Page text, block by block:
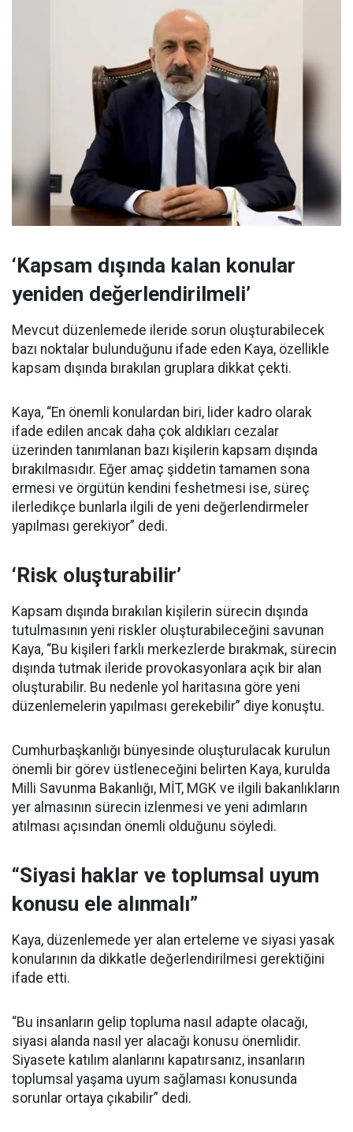
‘Kapsam dışında kalan konular
yeniden değerlendirilmeli’
Mevcut düzenlemede ileride sorun oluşturabilecek
bazı noktalar bulunduğunu ifade eden Kaya, özellikle
kapsam dışında bırakılan gruplara dikkat çekti.
Kaya, “En önemli konulardan biri, lider kadro olarak
ifade edilen ancak daha çok aldıkları cezalar
üzerinden tanımlanan bazı kişilerin kapsam dışında
bırakılmasıdır. Eğer amaç şiddetin tamamen sona
ermesi ve örgütün kendini feshetmesi ise, süreç
ilerledikçe bunlarla ilgili de yeni değerlendirmeler
yapılması gerekiyor” dedi.
‘Risk oluşturabilir’
Kapsam dışında bırakılan kişilerin sürecin dışında
tutulmasının yeni riskler oluşturabileceğini savunan
Kaya, “Bu kişileri farklı merkezlerde bırakmak, sürecin
dışında tutmak ileride provokasyonlara açık bir alan
oluşturabilir. Bu nedenle yol haritasına göre yeni
düzenlemelerin yapılması gerekebilir” diye konuştu.
Cumhurbaşkanlığı bünyesinde oluşturulacak kurulun
önemli bir görev üstleneceğini belirten Kaya, kurulda
Milli Savunma Bakanlığı, MİT, MGK ve ilgili bakanlıkların
yer almasının sürecin izlenmesi ve yeni adımların
atılması açısından önemli olduğunu söyledi.
“Siyasi haklar ve toplumsal uyum
konusu ele alınmalı”
Kaya, düzenlemede yer alan erteleme ve siyasi yasak
konularının da dikkatle değerlendirilmesi gerektiğini
ifade etti.
“Bu insanların gelip topluma nasıl adapte olacağı,
siyasi alanda nasıl yer alacağı konusu önemlidir.
Siyasete katılım alanlarını kapatırsanız, insanların
toplumsal yaşama uyum sağlaması konusunda
sorunlar ortaya çıkabilir” dedi.